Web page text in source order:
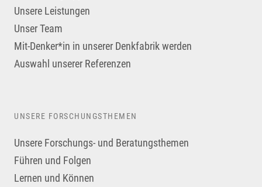
Unsere Leistungen
Unser Team
Mit-Denker*in in unserer Denkfabrik werden
Auswahl unserer Referenzen
UNSERE FORSCHUNGSTHEMEN
Unsere Forschungs- und Beratungsthemen
Führen und Folgen
Lernen und Können